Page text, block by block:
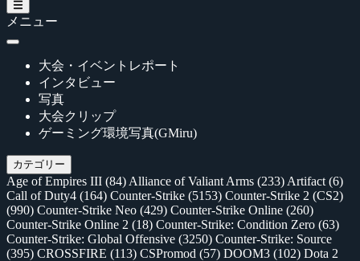
メニュー
大会・イベントレポート
インタビュー
写真
大会クリップ
ゲーミング環境写真(GMiru)
カテゴリー
Age of Empires III (84) Alliance of Valiant Arms (233) Artifact (6)
Call of Duty4 (164) Counter-Strike (5153) Counter-Strike 2 (CS2)
(990) Counter-Strike Neo (429) Counter-Strike Online (260)
Counter-Strike Online 2 (18) Counter-Strike: Condition Zero (63)
Counter-Strike: Global Offensive (3250) Counter-Strike: Source
(395) CROSSFIRE (113) CSPromod (57) DOOM3 (102) Dota 2